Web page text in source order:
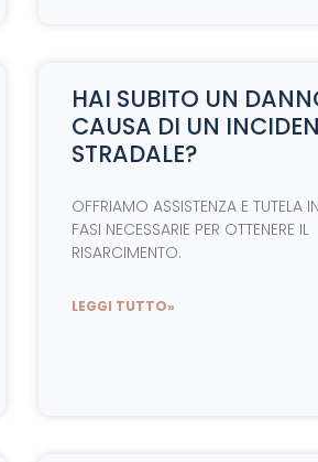
HAI SUBITO UN
CAUSA DI UN
STRADALE?
OFFRIAMO ASSISTENZA E TUTELA
FASI NECESSARIE PER OTTENERE IL
RISARCIMENTO.
LEGGI TUTTO»